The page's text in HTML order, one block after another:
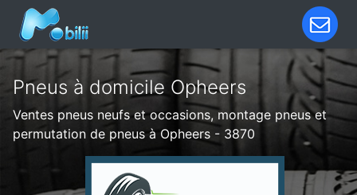
Pneus à domicile Opheers
Ventes pneus neufs et occasions, montage pneus et
permutation de pneus à Opheers - 3870